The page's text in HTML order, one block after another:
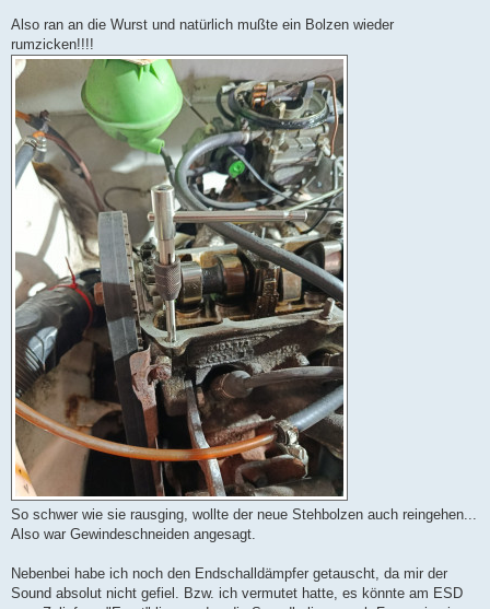
Also ran an die Wurst und natürlich mußte ein Bolzen wieder
rumzicken!!!!
So schwer wie sie rausging, wollte der neue Stehbolzen auch reingehen...
Also war Gewindeschneiden angesagt.
Nebenbei habe ich noch den Endschalldämpfer getauscht, da mir der
Sound absolut nicht gefiel. Bzw. ich vermutet hatte, es könnte am ESD